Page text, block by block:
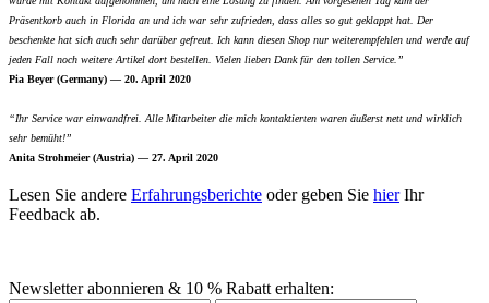
Präsentkorb auch in Florida an und ich war sehr zufrieden, dass alles so gut geklappt hat. Der
beschenkte hat sich auch sehr darüber gefreut. Ich kann diesen Shop nur weiterempfehlen und werde auf
jeden Fall noch weitere Artikel dort bestellen. Vielen lieben Dank für den tollen Service.”
Pia Beyer (Germany) — 20. April 2020
“Ihr Service war einwandfrei. Alle Mitarbeiter die mich kontaktierten waren äußerst nett und wirklich
sehr bemüht!”
Anita Strohmeier (Austria) — 27. April 2020
Lesen Sie andere Erfahrungsberichte oder geben Sie hierIhr
Feedback ab.
Newsletter abonnieren & 10 % Rabatt erhalten: